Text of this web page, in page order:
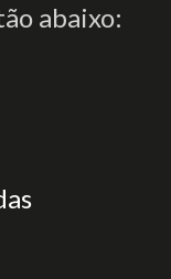
abaixo: